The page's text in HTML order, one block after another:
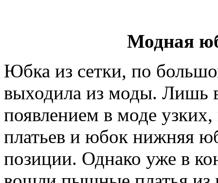
Модная
Юбка из сетки, по
выходила из моды. Лишь в
появлением в моде
платьев и юбок нижняя
позиции. Однако уже в